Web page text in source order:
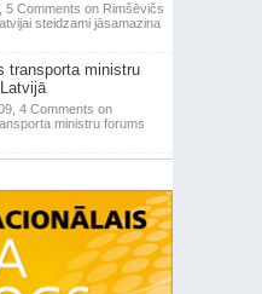
5 Comments on Rimšēvičs
steidzami jāsamazina
transporta ministru
4 Comments on
ministru forums